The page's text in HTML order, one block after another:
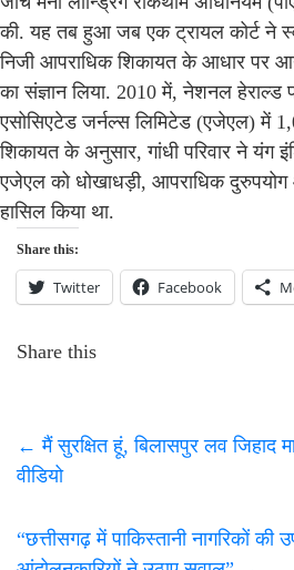
की. यह तब हुआ जब एक ट्रायल कोर्ट ने
निजी आपराधिक शिकायत के आधार पर
का संज्ञान लिया. 2010 में, नेशनल हेराल्ड
एसोसिएटेड जर्नल्स लिमिटेड (एजेएल) में
शिकायत के अनुसार, गांधी परिवार ने यंग
एजेएल को धोखाधड़ी, आपराधिक दुरुपयोग
हासिल किया था.
Share this:
Twitter Facebook
Share this
← मैं सुरक्षित हूं, बिलासपुर लव जिहाद
वीडियो
“छत्तीसगढ़ में पाकिस्तानी नागरिकों की